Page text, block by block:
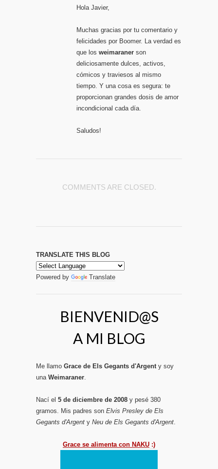
Hola Javier,
Muchas gracias por tu comentario y
felicidades por Boomer. La verdad es
que los weimaraner son
deliciosamente dulces, activos,
cómicos y traviesos al mismo
tiempo. Y una cosa es segura: te
proporcionan grandes dosis de amor
incondicional cada día.
Saludos!
COMMENTS ARE CLOSED.
TRANSLATE THIS BLOG
Powered by Translate
BIENVENID@S
A MI BLOG
Me llamo Grace de Els Gegants d'Argent y soy
una Weimaraner
Nací el 5 de diciembre de 2008 y pesé 380
gramos. Mis padres son Elvis Presley de Els
Gegants d'Argent y Neu de Els Gegants d'Argent
Grace se alimenta con NAKU :)